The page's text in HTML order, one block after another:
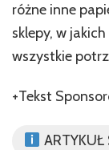
różne inne
sklepy, w
wszystkie
+Tekst